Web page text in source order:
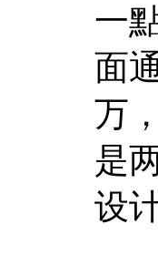
一
面
万
是
设